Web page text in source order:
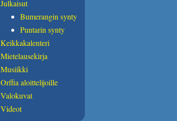
Julkaisut
Bumerangin synty
Puntarin synty
Keikkakalenteri
Mietelausekirja
Musiikki
Orffia aloittelijoille
Valokuvat
Videot